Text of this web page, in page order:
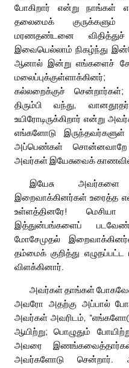
போகிறார் என்று நாங்கள்
தலைமைக் குருக்களும்
மரணதண்டனை
இவையெல்லாம் நிகழ்ந்து
ஆனால் இன்று எங்களைச்
கல்லறைக்குச்
திரும்பி வந்து,
உயிரோடிருக்கிறார் என்று
எங்களோடு இருந்தவர்களுள்
அப்பெண்கள்
அவர்கள் இயேசுவைக்
இயேசு அவர்களை
இறைவாக்கினர்கள் உரைத்த
உள்ளத்தினரே! மெசியா
இத்துன்பங்களைப்
மோசேமுதல்
தம்மைக் குறித்து
விளக்கினார்.
அவர்கள் தாங்கள்
அவரோ அதற்கு அப்பால்
அவர்கள் அவரிடம்,
ஆயிற்று; பொழுதும்
அவரை
அவர்களோடு சென்றார்.